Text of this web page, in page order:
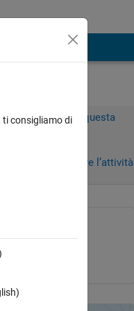
per rispondere a questa
Accedi per seguire l’attività
ti consigliamo di